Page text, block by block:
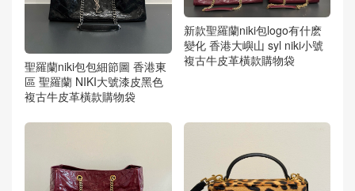
聖羅蘭niki包包細節圖 香港東
區 聖羅蘭 NIKI大號漆皮黑色
複古牛皮革橫款購物袋
新款聖羅蘭niki包logo有什麽
變化 香港大嶼山 syl niki小號
複古牛皮革橫款購物袋